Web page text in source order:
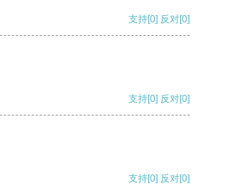
支持[0] 反对[0]
支持[0] 反对[0]
支持[0] 反对[0]